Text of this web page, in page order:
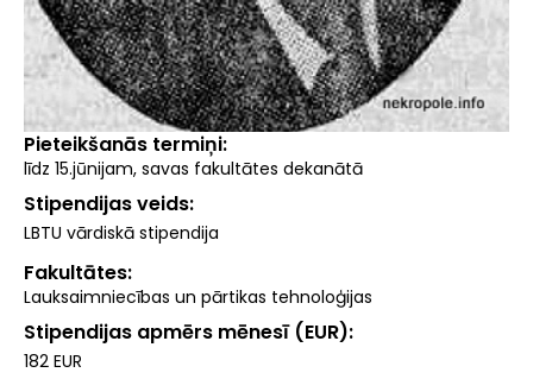
Pieteikšanās termiņi
līdz 15.jūnijam, savas fakultātes dekanātā
Stipendijas veids
LBTU vārdiskā stipendija
Fakultātes
Lauksaimniecības un pārtikas tehnoloģijas
Stipendijas apmērs mēnesī (EUR)
182 EUR